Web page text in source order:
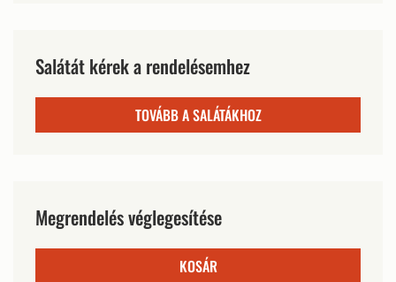
Salátát kérek a rendelésemhez
TOVÁBB A SALÁTÁKHOZ
Megrendelés véglegesítése
KOSÁR